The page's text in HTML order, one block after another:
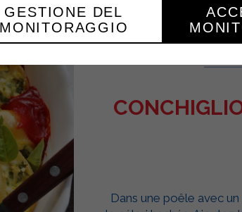
Dans une poêle avec
GESTIONE DEL
MONITORAGGIO